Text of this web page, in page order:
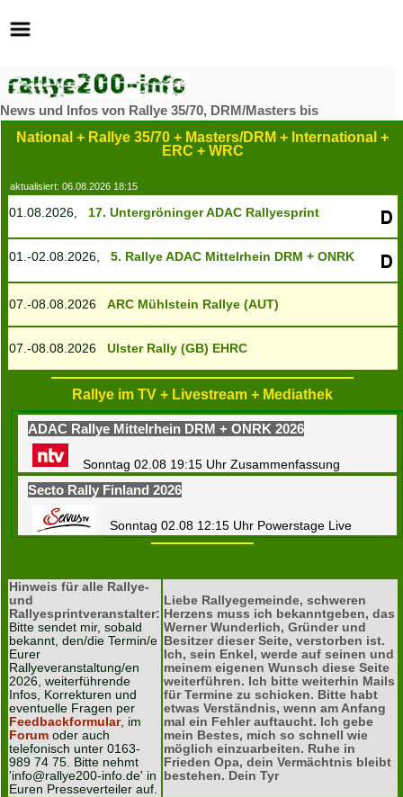
News und Infos von Rallye 35/70, DRM/Masters bis
ERC/WRC
National + Rallye 35/70 + Masters/DRM + International +
ERC + WRC
aktualisiert: 06.08.2026 18:15
01.08.2026, 17. Untergröninger ADAC Rallyesprint
01.-02.08.2026, 5. Rallye ADAC Mittelrhein DRM + ONRK
07.-08.08.2026 ARC Mühlstein Rallye (AUT)
07.-08.08.2026 Ulster Rally (GB) EHRC
Rallye im TV + Livestream + Mediathek
ADAC Rallye Mittelrhein DRM + ONRK 2026
Sonntag 02.08 19:15 Uhr Zusammenfassung
Secto Rally Finland 2026
Sonntag 02.08 12:15 Uhr Powerstage Live
Hinweis für alle Rallye-
und
Rallyesprintveranstalter:
Bitte sendet mir, sobald
bekannt, den/die Termin/e
Eurer
Rallyeveranstaltung/en
2026, weiterführende
Infos, Korrekturen und
eventuelle Fragen per
Feedbackformular, im
Forumoder auch
telefonisch unter 0163-
989 74 75. Bitte nehmt
'info@rallye200-info.de' in
Euren Presseverteiler auf.
Liebe Rallyegemeinde, schweren
Herzens muss ich bekanntgeben, das
Werner Wunderlich, Gründer und
Besitzer dieser Seite, verstorben ist.
Ich, sein Enkel, werde auf seinen und
meinem eigenen Wunsch diese Seite
weiterführen. Ich bitte weiterhin Mails
für Termine zu schicken. Bitte habt
etwas Verständnis, wenn am Anfang
mal ein Fehler auftaucht. Ich gebe
mein Bestes, mich so schnell wie
möglich einzuarbeiten. Ruhe in
Frieden Opa, dein Vermächtnis bleibt
bestehen. Dein Tyr